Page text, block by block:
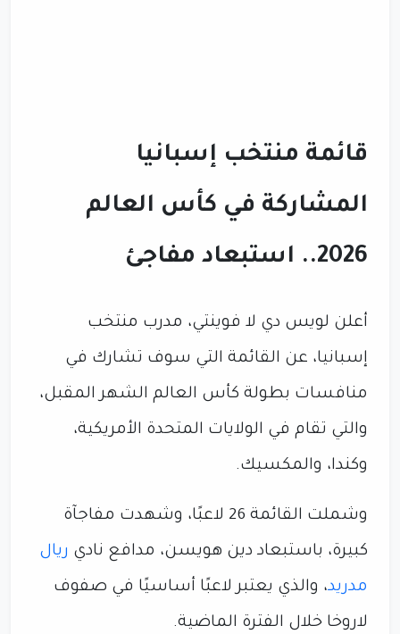
قائمة منتخب إسبانيا
المشاركة في كأس العالم
2026.. استبعاد مفاجئ
أعلن لويس دي لا فوينتي، مدرب منتخب
إسبانيا، عن القائمة التي سوف تشارك في
منافسات بطولة كأس العالم الشهر المقبل،
والتي تقام في الولايات المتحدة الأمريكية،
وكندا، والمكسيك.
وشملت القائمة 26 لاعبًا، وشهدت مفاجآة
كبيرة، باستبعاد دين هويسن، مدافع نادي ريال
مدريد، والذي يعتبر لاعبًا أساسيًا في صفوف
لاروخا خلال الفترة الماضية.